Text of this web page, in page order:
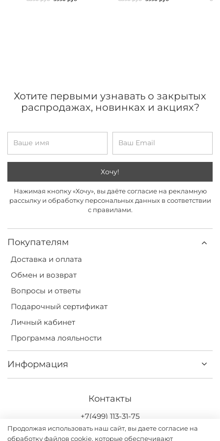
Покупателям
Доставка и оплата
Обмен и возврат
Вопросы и ответы
Подарочный сертификат
Личный кабинет
Программа лояльности
Информация
Хотите первыми узнавать о закрытых
распродажах, новинках и акциях?
Хочу!
Нажимая кнопку «Хочу», вы даёте согласие на рекламную
рассылку и обработку персональных данных в соответствии
с правилами.
Контакты
+7(499) 113-31-75
Продолжая использовать наш сайт, вы даете согласие на
обработку файлов cookie, которые обеспечивают